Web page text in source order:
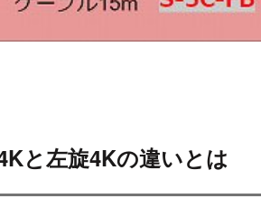
と左旋4Kの違いとは